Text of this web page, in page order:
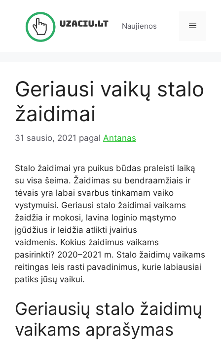
Naujienos Meniu
Geriausi vaikų stalo
žaidimai
31 sausio, 2021 pagal Antanas
Stalo žaidimai yra puikus būdas praleisti laiką
su visa šeima. Žaidimas su bendraamžiais ir
tėvais yra labai svarbus tinkamam vaiko
vystymuisi. Geriausi stalo žaidimai vaikams
žaidžia ir mokosi, lavina loginio mąstymo
įgūdžius ir leidžia atlikti įvairius
vaidmenis. Kokius žaidimus vaikams
pasirinkti? 2020–2021 m. Stalo žaidimų vaikams
reitingas leis rasti pavadinimus, kurie labiausiai
patiks jūsų vaikui.
Geriausių stalo žaidimų
vaikams aprašymas